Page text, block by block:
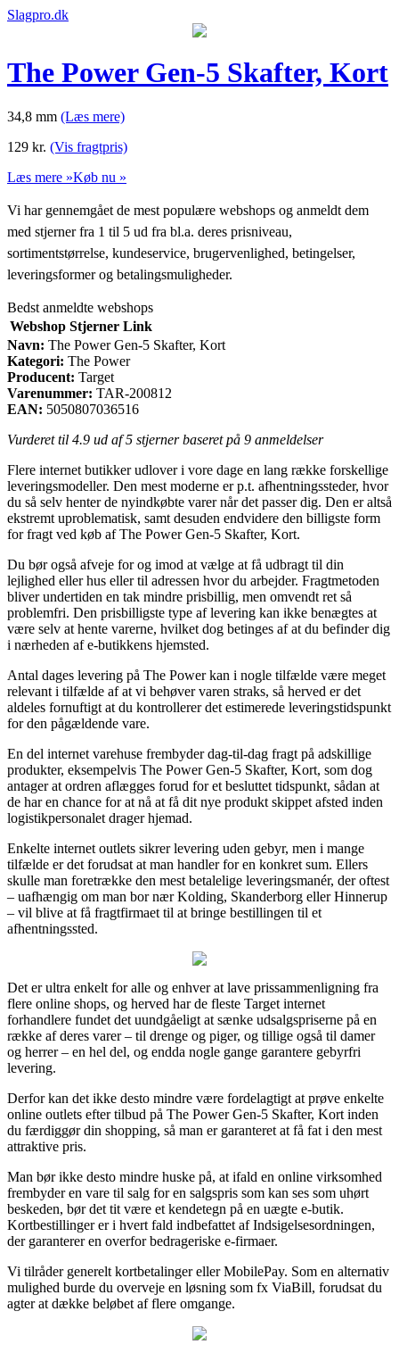
Slagpro.dk
The Power Gen-5 Skafter, Kort
34,8 mm (Læs mere)
129 kr. (Vis fragtpris)
Læs mere »Køb nu »
Vi har gennemgået de mest populære webshops og anmeldt dem
med stjerner fra 1 til 5 ud fra bl.a. deres prisniveau,
sortimentstørrelse, kundeservice, brugervenlighed, betingelser,
leveringsformer og betalingsmuligheder.
Bedst anmeldte webshops
Webshop Stjerner Link
Navn: The Power Gen-5 Skafter, Kort
Kategori: The Power
Producent: Target
Varenummer: TAR-200812
EAN: 5050807036516
Vurderet til 4.9 ud af 5 stjerner baseret på 9 anmeldelser
Flere internet butikker udlover i vore dage en lang række forskellige
leveringsmodeller. Den mest moderne er p.t. afhentningssteder, hvor
du så selv henter de nyindkøbte varer når det passer dig. Den er altså
ekstremt uproblematisk, samt desuden endvidere den billigste form
for fragt ved køb af The Power Gen-5 Skafter, Kort.
Du bør også afveje for og imod at vælge at få udbragt til din
lejlighed eller hus eller til adressen hvor du arbejder. Fragtmetoden
bliver undertiden en tak mindre prisbillig, men omvendt ret så
problemfri. Den prisbilligste type af levering kan ikke benægtes at
være selv at hente varerne, hvilket dog betinges af at du befinder dig
i nærheden af e-butikkens hjemsted.
Antal dages levering på The Power kan i nogle tilfælde være meget
relevant i tilfælde af at vi behøver varen straks, så herved er det
aldeles fornuftigt at du kontrollerer det estimerede leveringstidspunkt
for den pågældende vare.
En del internet varehuse frembyder dag-til-dag fragt på adskillige
produkter, eksempelvis The Power Gen-5 Skafter, Kort, som dog
antager at ordren aflægges forud for et besluttet tidspunkt, sådan at
de har en chance for at nå at få dit nye produkt skippet afsted inden
logistikpersonalet drager hjemad.
Enkelte internet outlets sikrer levering uden gebyr, men i mange
tilfælde er det forudsat at man handler for en konkret sum. Ellers
skulle man foretrække den mest betalelige leveringsmanér, der oftest
– uafhængig om man bor nær Kolding, Skanderborg eller Hinnerup
– vil blive at få fragtfirmaet til at bringe bestillingen til et
afhentningssted.
Det er ultra enkelt for alle og enhver at lave prissammenligning fra
flere online shops, og herved har de fleste Target internet
forhandlere fundet det uundgåeligt at sænke udsalgspriserne på en
række af deres varer – til drenge og piger, og tillige også til damer
og herrer – en hel del, og endda nogle gange garantere gebyrfri
levering.
Derfor kan det ikke desto mindre være fordelagtigt at prøve enkelte
online outlets efter tilbud på The Power Gen-5 Skafter, Kort inden
du færdiggør din shopping, så man er garanteret at få fat i den mest
attraktive pris.
Man bør ikke desto mindre huske på, at ifald en online virksomhed
frembyder en vare til salg for en salgspris som kan ses som uhørt
beskeden, bør det tit være et kendetegn på en uægte e-butik.
Kortbestillinger er i hvert fald indbefattet af Indsigelsesordningen,
der garanterer en overfor bedrageriske e-firmaer.
Vi tilråder generelt kortbetalinger eller MobilePay. Som en alternativ
mulighed burde du overveje en løsning som fx ViaBill, forudsat du
agter at dække beløbet af flere omgange.